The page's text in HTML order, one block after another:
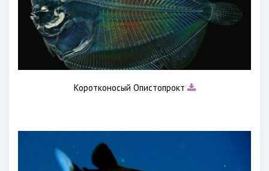
Коротконосый Опистопрокт